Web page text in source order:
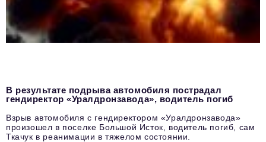
В результате подрыва автомобиля пострадал
гендиректор «Уралдронзавода», водитель погиб
Взрыв автомобиля с гендиректором «Уралдронзавода»
произошел в поселке Большой Исток, водитель погиб, сам
Ткачук в реанимации в тяжелом состоянии.